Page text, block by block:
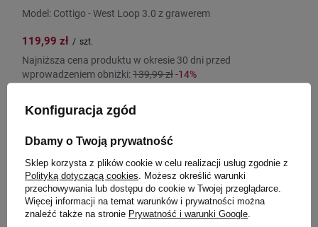
Model: Cottigo - West Loop 3.0 z grawerem
119,99 zł / szt.
Najniższa cena produktu w okresie 30 dni przed
wprowadzeniem obniżki:139,99 zł-14%
Cena regularna:169,99 zł-29%
PROMOCJA PRZECENA
Konfiguracja zgód
Dbamy o Twoją prywatność
Sklep korzysta z plików cookie w celu realizacji usług zgodnie z
Polityką dotyczącą cookies. Możesz określić warunki
przechowywania lub dostępu do cookie w Twojej przeglądarce.
Więcej informacji na temat warunków i prywatności można
znaleźć także na stronie Prywatność i warunki Google.